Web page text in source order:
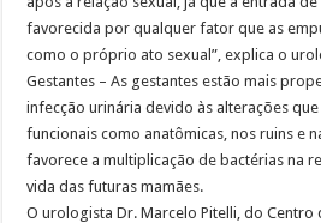
favorecida por qualquer fator que as
como o próprio ato sexual”, explica o
Gestantes – As gestantes estão mais
infecção urinária devido às alterações
funcionais como anatômicas, nos ruins e
favorece a multiplicação de bactérias na
vida das futuras mamães.
O urologista Dr. Marcelo Pitelli, do Centro